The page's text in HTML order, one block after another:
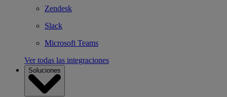
Zendesk
Slack
Microsoft Teams
Ver todas las integraciones
Soluciones